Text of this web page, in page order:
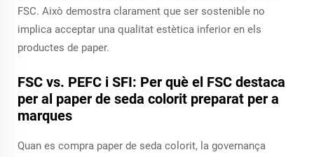
FSC. Això demostra clarament que ser sostenible no
implica acceptar una qualitat estètica inferior en els
productes de paper.
FSC vs. PEFC i SFI: Per què el FSC destaca
per al paper de seda colorit preparat per a
marques
Quan es compra paper de seda colorit, la governança